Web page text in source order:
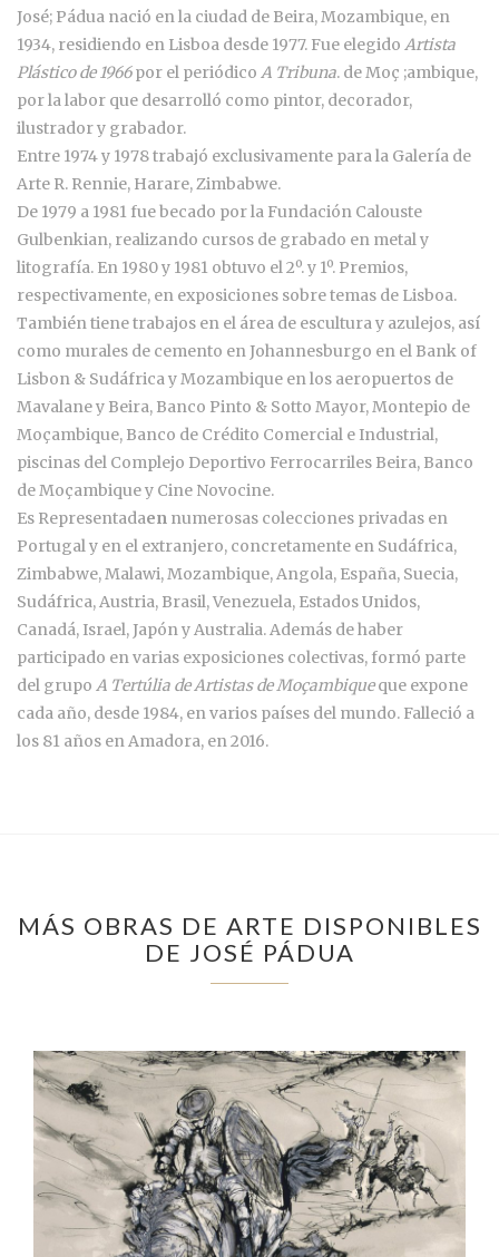
José; Pádua nació en la ciudad de Beira, Mozambique, en
1934, residiendo en Lisboa desde 1977. Fue elegido Artista
Plástico de 1966por el periódico A Tribuna. de Moç ;ambique,
por la labor que desarrolló como pintor, decorador,
ilustrador y grabador.
Entre 1974 y 1978 trabajó exclusivamente para la Galería de
Arte R. Rennie, Harare, Zimbabwe.
De 1979 a 1981 fue becado por la Fundación Calouste
Gulbenkian, realizando cursos de grabado en metal y
litografía. En 1980 y 1981 obtuvo el 2º. y 1º. Premios,
respectivamente, en exposiciones sobre temas de Lisboa.
También tiene trabajos en el área de escultura y azulejos, así
como murales de cemento en Johannesburgo en el Bank of
Lisbon & Sudáfrica y Mozambique en los aeropuertos de
Mavalane y Beira, Banco Pinto & Sotto Mayor, Montepio de
Moçambique, Banco de Crédito Comercial e Industrial,
piscinas del Complejo Deportivo Ferrocarriles Beira, Banco
de Moçambique y Cine Novocine.
Es Representadaen numerosas colecciones privadas en
Portugal y en el extranjero, concretamente en Sudáfrica,
Zimbabwe, Malawi, Mozambique, Angola, España, Suecia,
Sudáfrica, Austria, Brasil, Venezuela, Estados Unidos,
Canadá, Israel, Japón y Australia. Además de haber
participado en varias exposiciones colectivas, formó parte
del grupo A Tertúlia de Artistas de Moçambiqueque expone
cada año, desde 1984, en varios países del mundo. Falleció a
los 81 años en Amadora, en 2016.
MÁS OBRAS DE ARTE DISPONIBLES
DE JOSÉ PÁDUA